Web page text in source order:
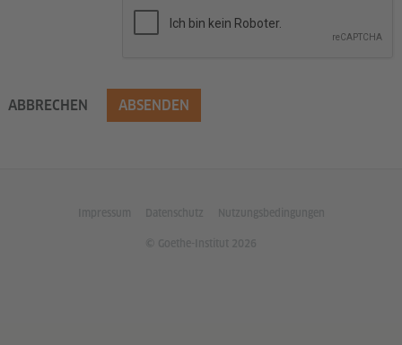
ABBRECHEN ABSENDEN